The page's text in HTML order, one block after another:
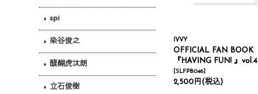
spi
染谷俊之
醍醐虎汰朗
立石俊樹
IVVY
OFFICIAL FAN BOOK
『HAVING FUN! 』vol.4
[SLFPB046]
2,500円 (税込)